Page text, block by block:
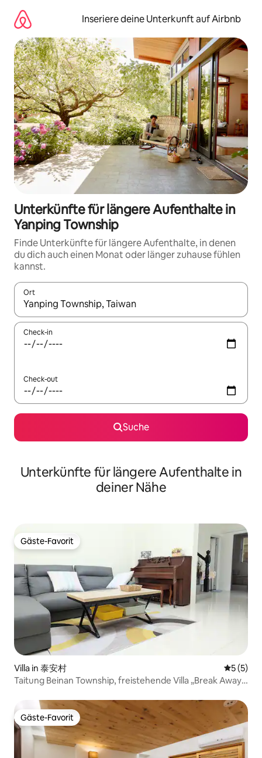
Inhalten
springen
Inseriere deine Unterkunft auf Airbnb
Unterkünfte für längere Aufenthalte in
Yanping Township
Finde Unterkünfte für längere Aufenthalte, in denen
du dich auch einen Monat oder länger zuhause fühlen
kannst.
Ort
Wenn Ergebnisse verfügbar sind, navigiere mit den
Check-in
Check-out
Suche
Unterkünfte für längere Aufenthalte in
deiner Nähe
Gäste-Favorit
Gäste-Favorit
Villa in 泰安村
5 (5)
Taitung Beinan Township, freistehende Villa „Break Away“,
Bauernhof-Supermarkt, Taquanlian und der Bahnhof
Gäste-Favorit
Gäste-Favorit